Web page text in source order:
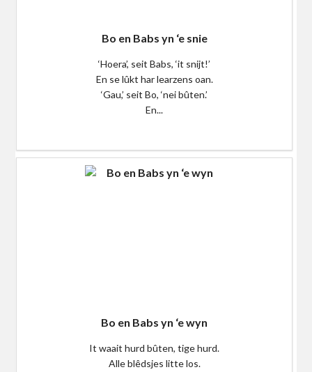
Bo en Babs yn ‘e snie
‘Hoera’, seit Babs, ‘it snijt!’
En se lûkt har learzens oan.
‘Gau,’ seit Bo, ‘nei bûten.’
En...
Bo en Babs yn ‘e wyn
It waait hurd bûten, tige hurd.
Alle blêdsjes litte los.